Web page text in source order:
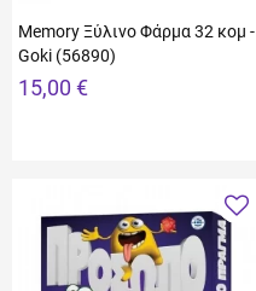
Memory Ξύλινο Φάρμα 32 κομ -
Goki (56890)
15,00 €